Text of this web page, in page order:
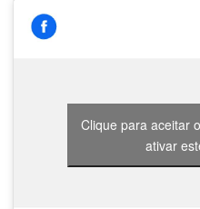
Clique para aceitar
ativar